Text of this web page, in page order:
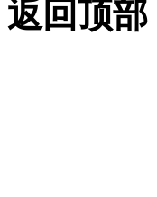
返回顶部